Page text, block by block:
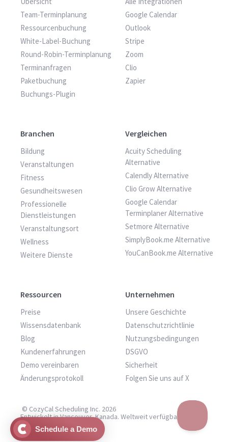
Team-Terminplanung
Ressourcenbuchung
White-Label-Buchung
Round-Robin-Terminplanung
Terminanfragen
Paketbuchung
Buchungs-Plugin
Google Calendar
Outlook
Stripe
Zoom
Clio
Zapier
Branchen
Bildung
Veranstaltungen
Fitness
Gesundheitswesen
Professionelle
Dienstleistungen
Veranstaltungsort
Wellness
Weitere Dienste
Vergleichen
Acuity Scheduling
Alternative
Calendly Alternative
Clio Grow Alternative
Google Calendar
Terminplaner Alternative
Setmore Alternative
SimplyBook.me Alternative
YouCanBook.me Alternative
Ressourcen
Preise
Wissensdatenbank
Blog
Kundenerfahrungen
Demo vereinbaren
Änderungsprotokoll
Unternehmen
Unsere Geschichte
Datenschutzrichtlinie
Nutzungsbedingungen
DSGVO
Sicherheit
Folgen Sie uns auf X
© CozyCal Scheduling Inc. 2026
Entwickelt in Vancouver, Kanada. Weltweit verfügbar.
Schedule a Demo